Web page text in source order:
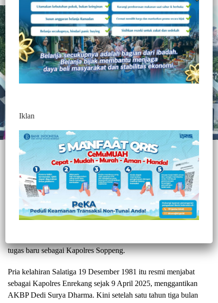
Enrekang, Jurnaltivi.com –Peringatan Hari Bhayangkara ke-
80 di Polres Enrekang tahun ini terasa berbeda. Di tengah acara,
Kapolres Enrekang AKBP Hari Budiayanto tak kuasa
tugas baru sebagai Kapolres Soppeng.
Pria kelahiran Salatiga 19 Desember 1981 itu resmi menjabat
sebagai Kapolres Enrekang sejak 9 April 2025, menggantikan
AKBP Dedi Surya Dharma. Kini setelah satu tahun tiga bulan
Iklan